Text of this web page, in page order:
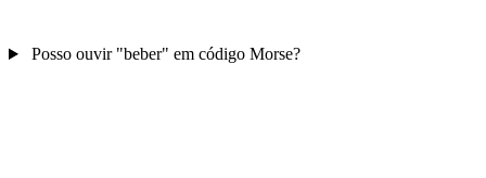
Posso ouvir "beber" em código Morse?